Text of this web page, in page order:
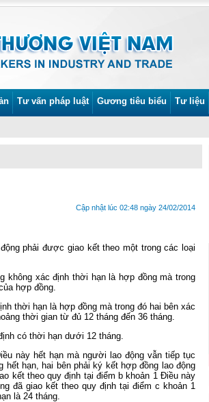
Tư vấn pháp luật Gương tiêu biểu Tư liệu
Cập nhật lúc 02:48 ngày 24/02/2014
phải được giao kết theo một trong các loại
không xác định thời hạn là hợp đồng mà trong
hợp đồng.
thời hạn là hợp đồng mà trong đó hai bên xác
thời gian từ đủ 12 tháng đến 36 tháng.
có thời hạn dưới 12 tháng.
này hết hạn mà người lao động vẫn tiếp tục
hạn, hai bên phải ký kết hợp đồng lao động
kết theo quy định tại điểm b khoản 1 Điều này
đã giao kết theo quy định tại điểm c khoản 1
là 24 tháng.
Lễ phát động Tháng Công nhân và
An toàn vệ sinh lao động năm 2022